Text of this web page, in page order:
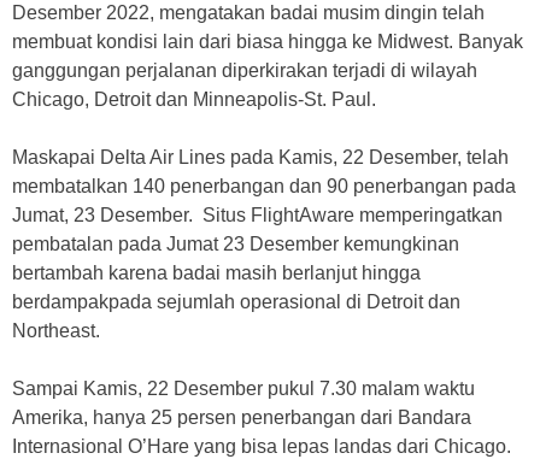
Desember 2022, mengatakan badai musim dingin telah
membuat kondisi lain dari biasa hingga ke Midwest. Banyak
ganggungan perjalanan diperkirakan terjadi di wilayah
Chicago, Detroit dan Minneapolis-St. Paul.
Maskapai Delta Air Lines pada Kamis, 22 Desember, telah
membatalkan 140 penerbangan dan 90 penerbangan pada
Jumat, 23 Desember. Situs FlightAware memperingatkan
pembatalan pada Jumat 23 Desember kemungkinan
bertambah karena badai masih berlanjut hingga
berdampakpada sejumlah operasional di Detroit dan
Northeast.
Sampai Kamis, 22 Desember pukul 7.30 malam waktu
Amerika, hanya 25 persen penerbangan dari Bandara
Internasional O’Hare yang bisa lepas landas dari Chicago.